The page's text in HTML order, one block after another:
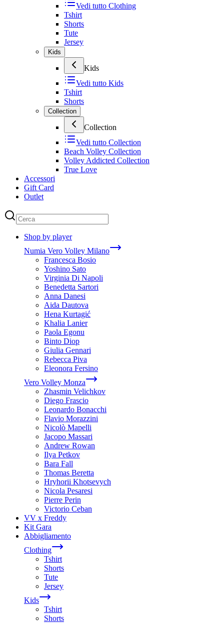
Vedi tutto Clothing
Tshirt
Shorts
Tute
Jersey
Kids
Kids
Vedi tutto Kids
Tshirt
Shorts
Collection
Collection
Vedi tutto Collection
Beach Volley Collection
Volley Addicted Collection
True Love
Accessori
Gift Card
Outlet
Shop by player
Numia Vero Volley Milano
Francesca Bosio
Yoshino Sato
Virginia Di Napoli
Benedetta Sartori
Anna Danesi
Aida Dautova
Hena Kurtagić
Khalia Lanier
Paola Egonu
Binto Diop
Giulia Gennari
Rebecca Piva
Eleonora Fersino
Vero Volley Monza
Zhasmin Velichkov
Diego Frascio
Leonardo Bonacchi
Flavio Morazzini
Nicolò Mapelli
Jacopo Massari
Andrew Rowan
Ilya Petkov
Bara Fall
Thomas Beretta
Hryhorii Khotsevych
Nicola Pesaresi
Pierre Perin
Victorio Ceban
VV x Freddy
Kit Gara
Abbigliamento
Clothing
Tshirt
Shorts
Tute
Jersey
Kids
Tshirt
Shorts